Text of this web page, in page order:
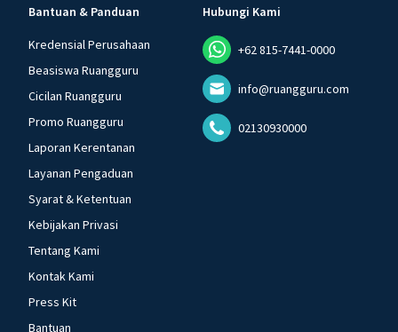
Bantuan & Panduan
Kredensial Perusahaan
Beasiswa Ruangguru
Cicilan Ruangguru
Promo Ruangguru
Laporan Kerentanan
Layanan Pengaduan
Syarat & Ketentuan
Kebijakan Privasi
Tentang Kami
Kontak Kami
Press Kit
Bantuan
Hubungi Kami
+62 815-7441-0000
info@ruangguru.com
02130930000